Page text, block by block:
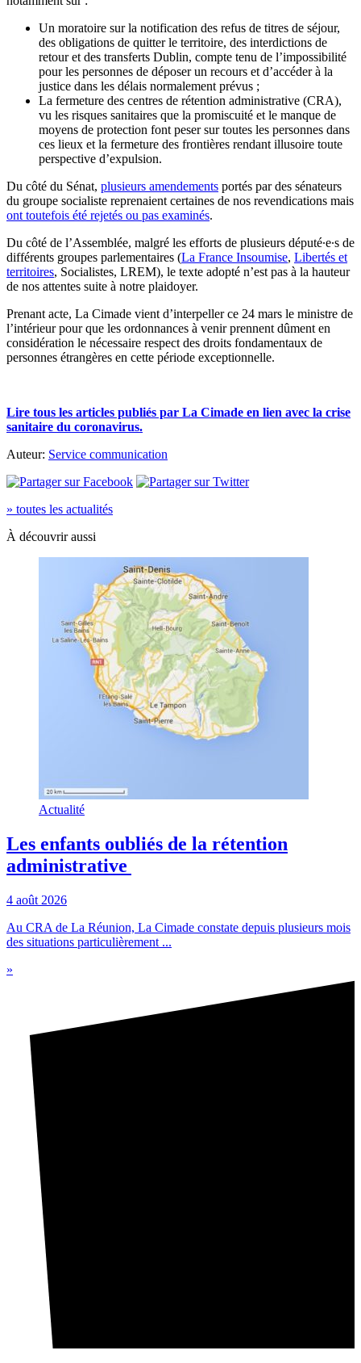
Un moratoire sur la notification des refus de titres de séjour,
des obligations de quitter le territoire, des interdictions de
retour et des transferts Dublin, compte tenu de l’impossibilité
pour les personnes de déposer un recours et d’accéder à la
justice dans les délais normalement prévus ;
La fermeture des centres de rétention administrative (CRA),
vu les risques sanitaires que la promiscuité et le manque de
moyens de protection font peser sur toutes les personnes dans
ces lieux et la fermeture des frontières rendant illusoire toute
perspective d’expulsion.
Du côté du Sénat, plusieurs amendements portés par des sénateurs
du groupe socialiste reprenaient certaines de nos revendications mais
ont toutefois été rejetés ou pas examinés.
Du côté de l’Assemblée, malgré les efforts de plusieurs député∙e∙s de
différents groupes parlementaires (La France Insoumise, Libertés et
territoires, Socialistes, LREM), le texte adopté n’est pas à la hauteur
de nos attentes suite à notre plaidoyer.
Prenant acte, La Cimade vient d’interpeller ce 24 mars le ministre de
l’intérieur pour que les ordonnances à venir prennent dûment en
considération le nécessaire respect des droits fondamentaux de
personnes étrangères en cette période exceptionnelle.
Lire tous les articles publiés par La Cimade en lien avec la crise
sanitaire du coronavirus.
Auteur: Service communication
» toutes les actualités
À découvrir aussi
Actualité
Les enfants oubliés de la rétention
administrative
4 août 2026
Au CRA de La Réunion, La Cimade constate depuis plusieurs mois
des situations particulièrement ...
»